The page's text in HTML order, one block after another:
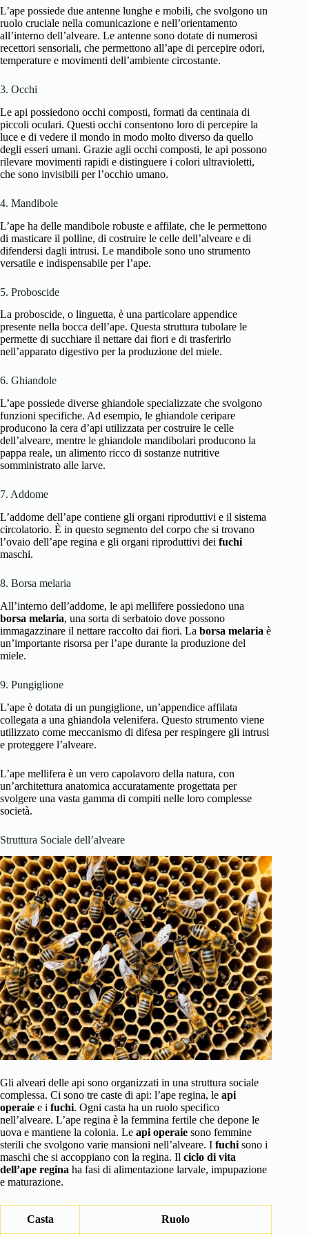
L’ape possiede due antenne lunghe e mobili, che svolgono un
ruolo cruciale nella comunicazione e nell’orientamento
all’interno dell’alveare. Le antenne sono dotate di numerosi
recettori sensoriali, che permettono all’ape di percepire odori,
temperature e movimenti dell’ambiente circostante.
3. Occhi
Le api possiedono occhi composti, formati da centinaia di
piccoli oculari. Questi occhi consentono loro di percepire la
luce e di vedere il mondo in modo molto diverso da quello
degli esseri umani. Grazie agli occhi composti, le api possono
rilevare movimenti rapidi e distinguere i colori ultravioletti,
che sono invisibili per l’occhio umano.
4. Mandibole
L’ape ha delle mandibole robuste e affilate, che le permettono
di masticare il polline, di costruire le celle dell’alveare e di
difendersi dagli intrusi. Le mandibole sono uno strumento
versatile e indispensabile per l’ape.
5. Proboscide
La proboscide, o linguetta, è una particolare appendice
presente nella bocca dell’ape. Questa struttura tubolare le
permette di succhiare il nettare dai fiori e di trasferirlo
nell’apparato digestivo per la produzione del miele.
6. Ghiandole
L’ape possiede diverse ghiandole specializzate che svolgono
funzioni specifiche. Ad esempio, le ghiandole ceripare
producono la cera d’api utilizzata per costruire le celle
dell’alveare, mentre le ghiandole mandibolari producono la
pappa reale, un alimento ricco di sostanze nutritive
somministrato alle larve.
7. Addome
L’addome dell’ape contiene gli organi riproduttivi e il sistema
circolatorio. È in questo segmento del corpo che si trovano
l’ovaio dell’ape regina e gli organi riproduttivi dei fuchi
maschi.
8. Borsa melaria
All’interno dell’addome, le api mellifere possiedono una
borsa melaria, una sorta di serbatoio dove possono
immagazzinare il nettare raccolto dai fiori. La borsa melaria è
un’importante risorsa per l’ape durante la produzione del
miele.
9. Pungiglione
L’ape è dotata di un pungiglione, un’appendice affilata
collegata a una ghiandola velenifera. Questo strumento viene
utilizzato come meccanismo di difesa per respingere gli intrusi
e proteggere l’alveare.
L’ape mellifera è un vero capolavoro della natura, con
un’architettura anatomica accuratamente progettata per
svolgere una vasta gamma di compiti nelle loro complesse
società.
Struttura Sociale dell’alveare
Gli alveari delle api sono organizzati in una struttura sociale
complessa. Ci sono tre caste di api: l’ape regina, le api
operaie e i fuchi. Ogni casta ha un ruolo specifico
nell’alveare. L’ape regina è la femmina fertile che depone le
uova e mantiene la colonia. Le api operaie sono femmine
sterili che svolgono varie mansioni nell’alveare. I fuchi sono i
maschi che si accoppiano con la regina. Il ciclo di vita
dell’ape regina ha fasi di alimentazione larvale, impupazione
e maturazione.
Casta Ruolo